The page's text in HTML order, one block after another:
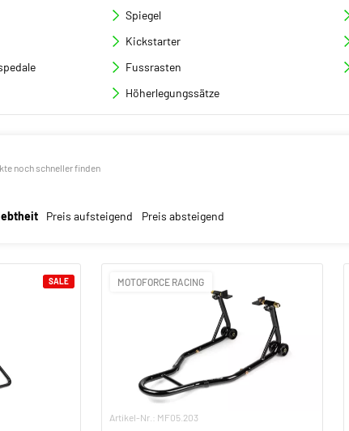
Spiegel
Kickstarter
Fussrasten
Höherlegungssätze
noch schneller finden
Preis aufsteigend Preis absteigend
SALE MOTOFORCE RACING
Artikel-Nr.: MF05.203